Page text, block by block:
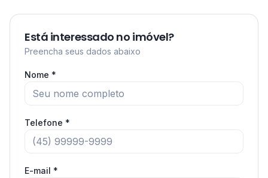
Está interessado no imóvel?
Preencha seus dados abaixo
Nome *
Telefone *
E-mail *